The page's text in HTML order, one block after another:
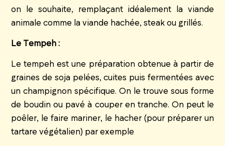
on le souhaite, remplaçant idéalement la viande
animale comme la viande hachée, steak ou grillés.
Le Tempeh :
Le tempeh est une préparation obtenue à partir de
graines de soja pelées, cuites puis fermentées avec
un champignon spécifique. On le trouve sous forme
de boudin ou pavé à couper en tranche. On peut le
poêler, le faire mariner, le hacher (pour préparer un
tartare végétalien) par exemple